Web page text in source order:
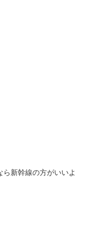
新幹線の方がいいよ